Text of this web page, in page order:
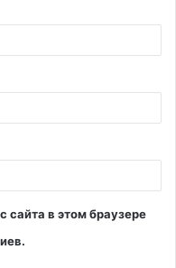
сайта в этом браузере